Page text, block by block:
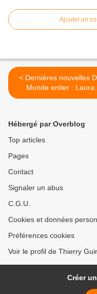
Ajouter un
< Dernières nouvelles Du
Monde entier : Laura
Lindstedt & Sinikka
Adichie, Naomi
Hébergé par Overblog
Top articles
Pages
Contact
Signaler un abus
C.G.U.
Cookies et données
Préférences cookies
Voir le profil de Thierry
Créer